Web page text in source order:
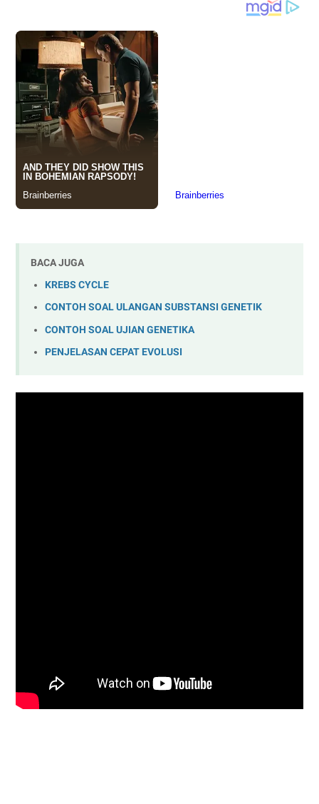
BACA JUGA
KREBS CYCLE
CONTOH SOAL ULANGAN SUBSTANSI GENETIK
CONTOH SOAL UJIAN GENETIKA
PENJELASAN CEPAT EVOLUSI